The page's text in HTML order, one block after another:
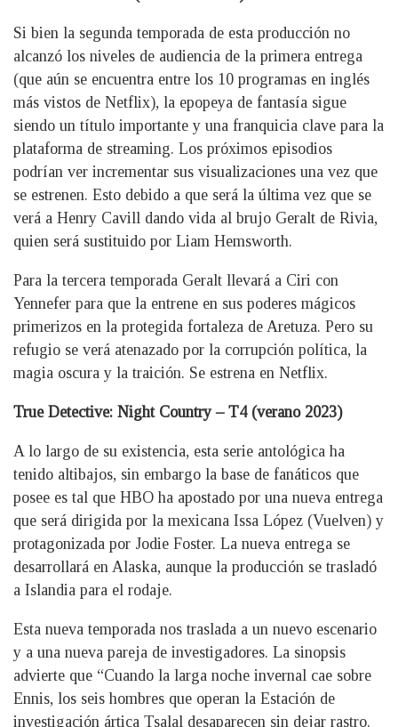
Si bien la segunda temporada de esta producción no
alcanzó los niveles de audiencia de la primera entrega
(que aún se encuentra entre los 10 programas en inglés
más vistos de Netflix), la epopeya de fantasía sigue
siendo un título importante y una franquicia clave para la
plataforma de streaming. Los próximos episodios
podrían ver incrementar sus visualizaciones una vez que
se estrenen. Esto debido a que será la última vez que se
verá a Henry Cavill dando vida al brujo Geralt de Rivia,
quien será sustituido por Liam Hemsworth.
Para la tercera temporada Geralt llevará a Ciri con
Yennefer para que la entrene en sus poderes mágicos
primerizos en la protegida fortaleza de Aretuza. Pero su
refugio se verá atenazado por la corrupción política, la
magia oscura y la traición. Se estrena en Netflix.
True Detective: Night Country – T4 (verano 2023)
A lo largo de su existencia, esta serie antológica ha
tenido altibajos, sin embargo la base de fanáticos que
posee es tal que HBO ha apostado por una nueva entrega
que será dirigida por la mexicana Issa López (Vuelven) y
protagonizada por Jodie Foster. La nueva entrega se
desarrollará en Alaska, aunque la producción se trasladó
a Islandia para el rodaje.
Esta nueva temporada nos traslada a un nuevo escenario
y a una nueva pareja de investigadores. La sinopsis
advierte que “Cuando la larga noche invernal cae sobre
Ennis, los seis hombres que operan la Estación de
investigación ártica Tsalal desaparecen sin dejar rastro.